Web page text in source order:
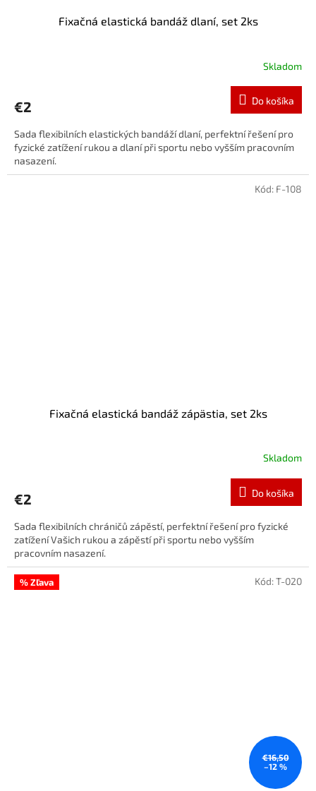
Fixačná elastická bandáž dlaní, set 2ks
Skladom
€2 Do košíka
Sada flexibilních elastických bandáží dlaní, perfektní řešení pro
fyzické zatížení rukou a dlaní při sportu nebo vyšším pracovním
nasazení.
Fixačná elastická bandáž zápästia, set 2ks
Skladom
€2 Do košíka
Sada flexibilních chráničů zápěstí, perfektní řešení pro fyzické
zatížení Vašich rukou a zápěstí při sportu nebo vyšším
pracovním nasazení.
Kód: F-108
% Zľava
€16,50
–12 %
Kód:T-020